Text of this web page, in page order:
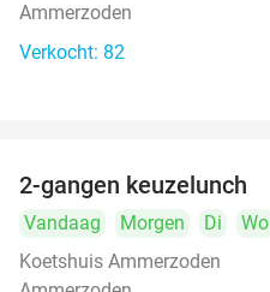
Ammerzoden
Verkocht: 82
2-gangen keuzelunch
Vandaag Morgen Di Wo
Koetshuis Ammerzoden